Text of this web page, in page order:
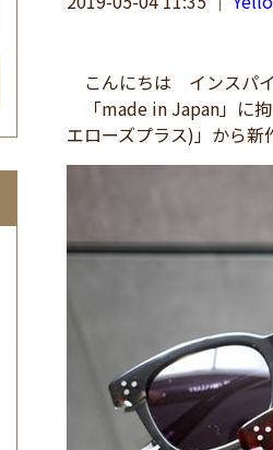
こんにちは インスパイ
「made in Japan」に拘
エローズプラス)」から新